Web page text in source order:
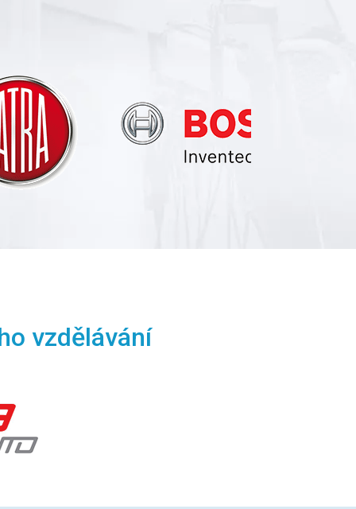
vzdělávání